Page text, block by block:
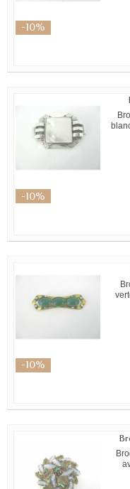
-10%
-10%
-10%